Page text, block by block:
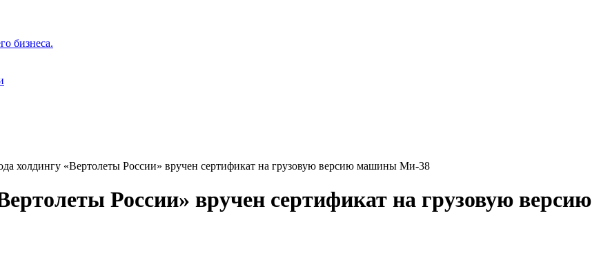
бизнеса.
холдингу «Вертолеты России» вручен сертификат на грузовую версию машины Ми-38
России» вручен сертификат на грузовую версию